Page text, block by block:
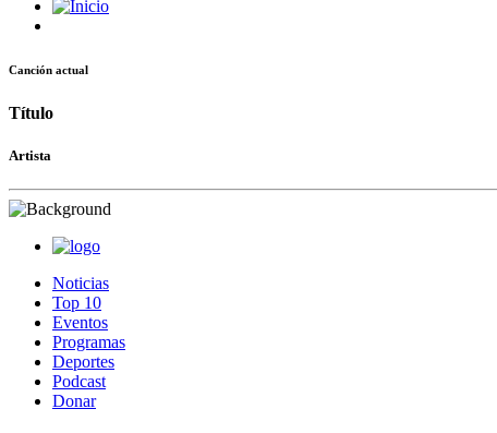
Canción actual
Título
Artista
Noticias
Top 10
Eventos
Programas
Deportes
Podcast
Donar